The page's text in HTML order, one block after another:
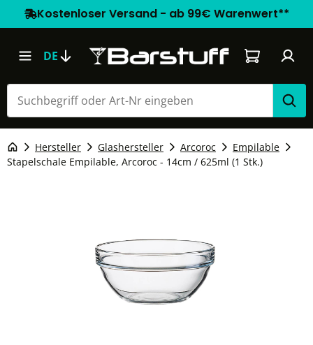
Kostenloser Versand - ab 99€ Warenwert**
DE Warenkorb
Hersteller Glashersteller Arcoroc
Empilable
Stapelschale Empilable, Arcoroc - 14cm / 625ml (1 Stk.)